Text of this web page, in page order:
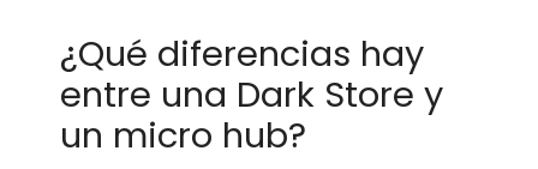
¿Qué diferencias hay
entre una Dark Store y
un micro hub?